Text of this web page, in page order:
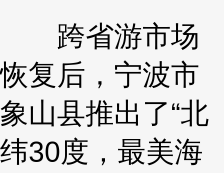
跨省游市场
恢复后，宁波市
象山县推出了“北
纬30度，最美海